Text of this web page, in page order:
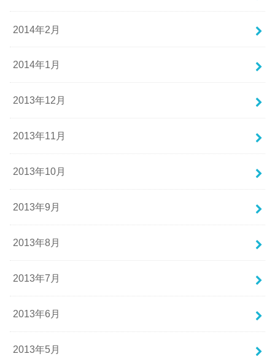
2014年2月
2014年1月
2013年12月
2013年11月
2013年10月
2013年9月
2013年8月
2013年7月
2013年6月
2013年5月